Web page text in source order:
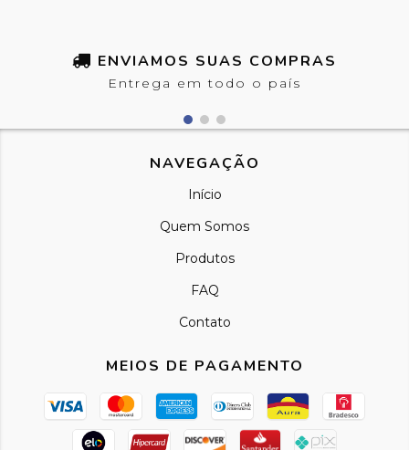
ENVIAMOS SUAS COMPRAS
Entrega em todo o país
NAVEGAÇÃO
Início
Quem Somos
Produtos
FAQ
Contato
MEIOS DE PAGAMENTO